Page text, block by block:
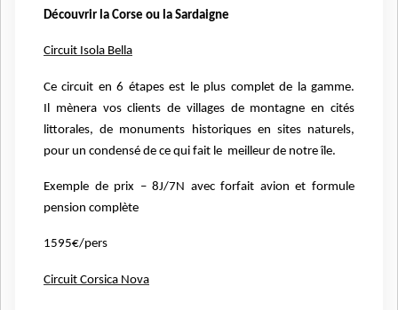
Découvrir la Corse ou la Sardaigne
Circuit Isola Bella
Ce circuit en 6 étapes est le plus complet de la gamme.
Il mènera vos clients de villages de montagne en cités
littorales, de monuments
historiques en sites naturels,
pour un condensé de ce qui fait le meilleur de notre île.
Exemple de prix – 8J/7N avec forfait avion et formule
pension complète
1595€/pers
Circuit Corsica Nova